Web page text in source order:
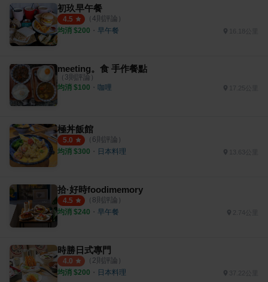
初玖早午餐
4.5 （ 4則評論）
均消 $200 ・ 早午餐
meeting。食 手作餐點
（ 3則評論）
均消 $100 ・ 咖哩 17.25公里
極丼飯館
5.0 （ 6則評論）
均消 $300 ・ 日本料理
拾·好時foodimemory
4.5 （ 8則評論）
均消 $240 ・ 早午餐 2.74公里
時勝日式專門
4.0 （ 2則評論）
均消 $200 ・ 日本料理